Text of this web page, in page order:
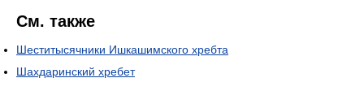
См. также
Шеститысячники Ишкашимского хребта
Шахдаринский хребет